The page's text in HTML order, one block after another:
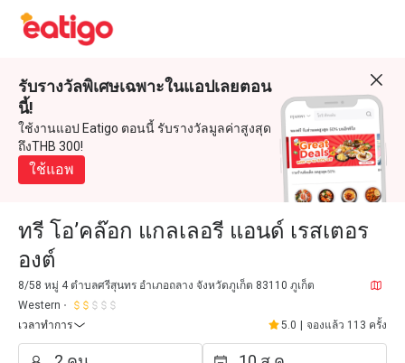
รับรางวัลพิเศษเฉพาะในแอปเลยตอน
นี้!
ใช้งานแอป Eatigo ตอนนี้ รับรางวัลมูลค่าสูงสุด
ถึงTHB 300!
ใช้แอพ
ทรี โอ’คล๊อก แกลเลอรี แอนด์ เรสเตอร
องต์
8/58 หมู่ 4 ตำบลศรีสุนทร อำเภอถลาง จังหวัดภูเก็ต 83110 ภูเก็ต
Western
เวลาทำการ
5.0 จองแล้ว 113 ครั้ง